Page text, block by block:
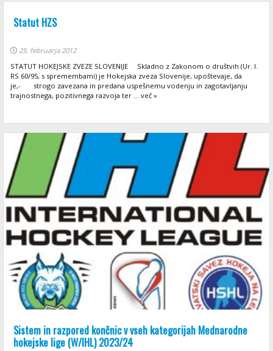
Statut HZS
25. februarja 2012
STATUT HOKEJSKE ZVEZE SLOVENIJE Skladno z Zakonom o društvih (Ur. l.
RS 60/95, s spremembami) je Hokejska zveza Slovenije, upoštevaje, da
je,- strogo zavezana in predana uspešnemu vodenju in zagotavljanju
trajnostnega, pozitivnega razvoja ter ... več »
Sistem in razpored končnic v vseh kategorijah Mednarodne
hokejske lige (W/IHL) 2023/24